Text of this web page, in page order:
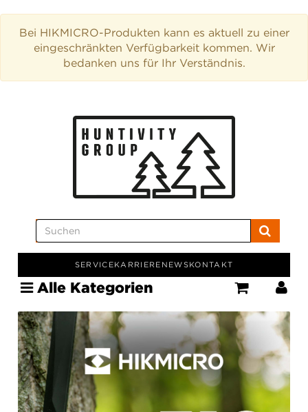
Bei HIKMICRO-Produkten kann es aktuell zu einer
eingeschränkten Verfügbarkeit kommen. Wir
bedanken uns für Ihr Verständnis.
SERVICEKARRIERE NEWSKONTAKT
Alle Kategorien